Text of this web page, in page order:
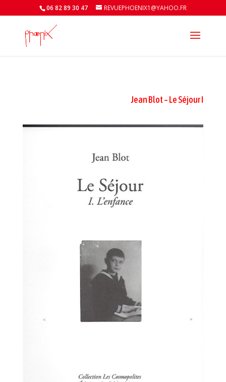
06 82 89 30 47 REVUEPHOENIX1@YAHOO.FR
Jean Blot – Le Séjour I